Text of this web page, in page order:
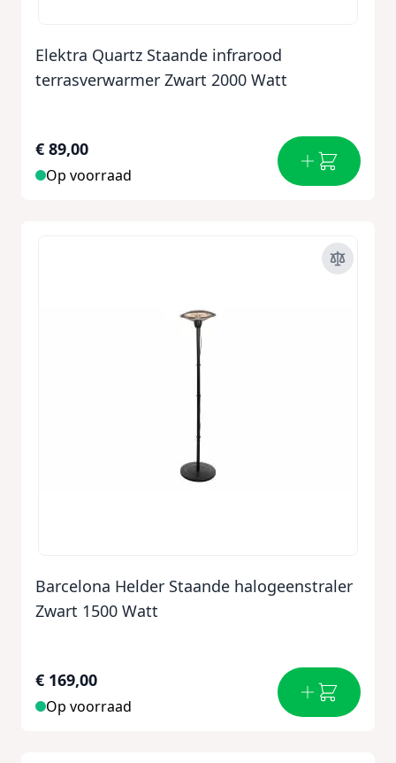
Elektra Quartz Staande infrarood
terrasverwarmer Zwart 2000 Watt
€ 89,00
Op voorraad
Barcelona Helder Staande halogeenstraler
Zwart 1500 Watt
€ 169,00
Op voorraad